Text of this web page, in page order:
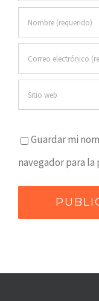
Guardar mi
navegador para